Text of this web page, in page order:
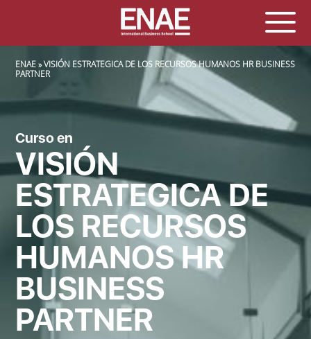
SOBRESCRIBIR ENLACES DE AYUDA A LA NAVEGACIÓN
ENAE
VISIÓN ESTRATEGICA DE LOS RECURSOS HUMANOS HR BUSINESS
PARTNER
Curso en
VISIÓN
ESTRATEGICA DE
LOS RECURSOS
HUMANOS HR
BUSINESS
PARTNER